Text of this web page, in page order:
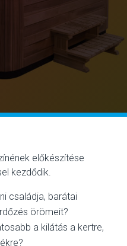
előkészítése
kezdődik.
családja, barátai
örömeit?
a kilátás a kertre,